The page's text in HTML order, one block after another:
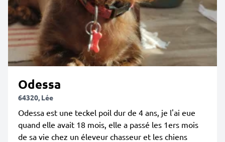
Odessa
64320, Lée
Odessa est une teckel poil dur de 4 ans, je l'ai eue
quand elle avait 18 mois, elle a passé les 1ers mois
de sa vie chez un éleveur chasseur et les chiens